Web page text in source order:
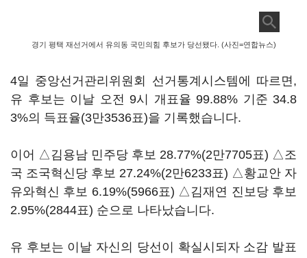
경기 평택 재선거에서 유의동 국민의힘 후보가 당선됐다. (사진=연합뉴스)
4일 중앙선거관리위원회 선거통계시스템에 따르면,
유 후보는 이날 오전 9시 개표율 99.88% 기준 34.8
3%의 득표율(3만3536표)을 기록했습니다.
이어 △김용남 민주당 후보 28.77%(2만7705표) △조
국 조국혁신당 후보 27.24%(2만6233표) △황교안 자
유와혁신 후보 6.19%(5966표) △김재연 진보당 후보
2.95%(2844표) 순으로 나타났습니다.
유 후보는 이날 자신의 당선이 확실시되자 소감 발표